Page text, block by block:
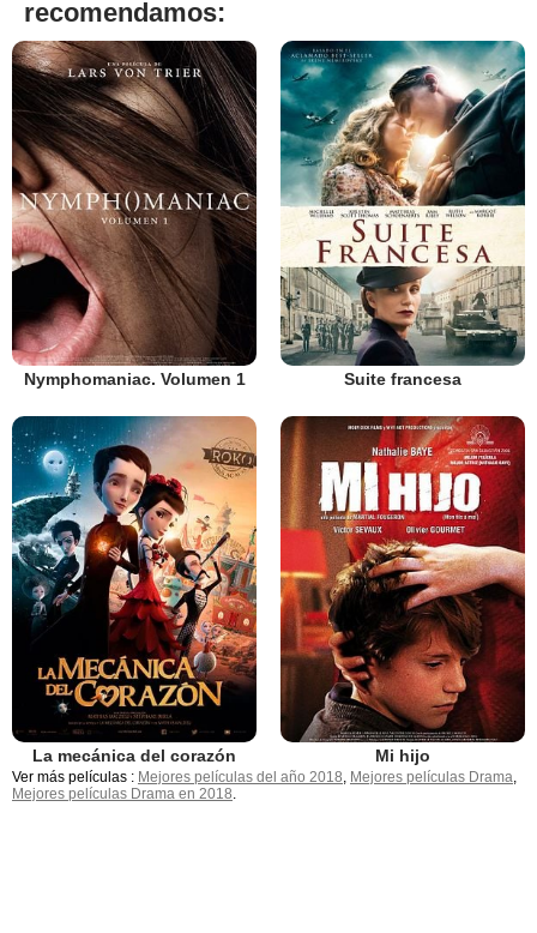
recomendamos:
Nymphomaniac. Volumen 1 Suite francesa
La mecánica del corazón Mi hijo
Ver más películas : Mejores películas del año 2018, Mejores películas Drama,
Mejores películas Drama en 2018.